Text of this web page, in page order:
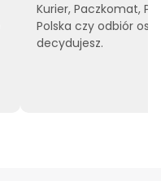
Kurier, Paczkomat,
Polska czy odbiór
decydujesz.